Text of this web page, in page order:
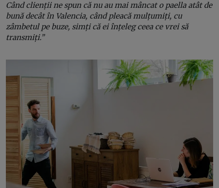
Când clienții ne spun că nu au mai mâncat o paella atât de
bună decât în Valencia, când pleacă mulțumiți, cu
zâmbetul pe buze, simți că ei înțeleg ceea ce vrei să
transmiți.”